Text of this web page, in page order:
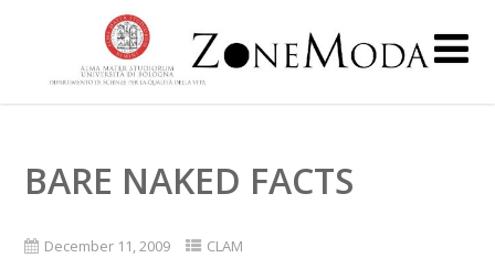
BARE NAKED FACTS
December 11, 2009 CLAM